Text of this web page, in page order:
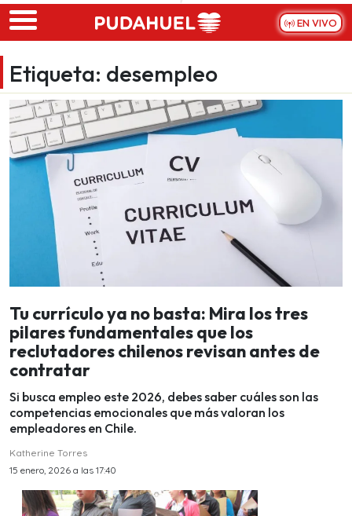
Skip to main content
EN VIVO
Etiqueta: desempleo
Tu currículo ya no basta: Mira los tres
pilares fundamentales que los
reclutadores chilenos revisan antes de
contratar
Si busca empleo este 2026, debes saber cuáles son las
competencias emocionales que más valoran los
empleadores en Chile.
Katherine Torres
15 enero, 2026 a las 17:40